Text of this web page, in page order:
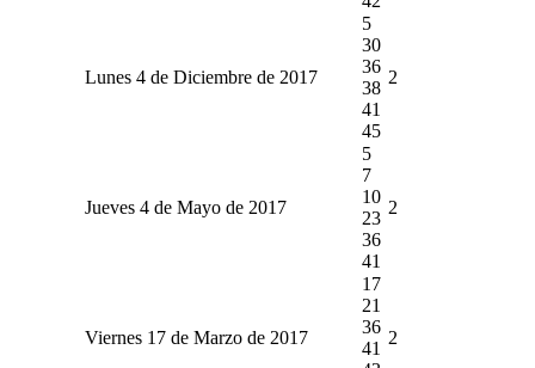
Lunes 4 de Diciembre de 2017
5
30
36
38
41
45
2
Jueves 4 de Mayo de 2017
5
7
10
23
36
41
2
Viernes 17 de Marzo de 2017
17
21
36
41
2